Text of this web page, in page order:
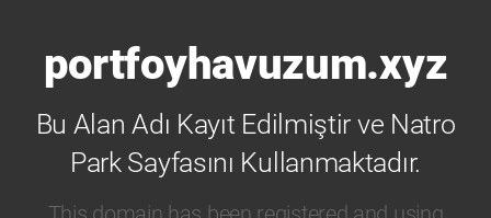
portfoyhavuzum.xyz
Bu Alan Adı Kayıt Edilmiştir ve Natro
Park Sayfasını Kullanmaktadır.